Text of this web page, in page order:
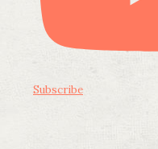
Subscribe